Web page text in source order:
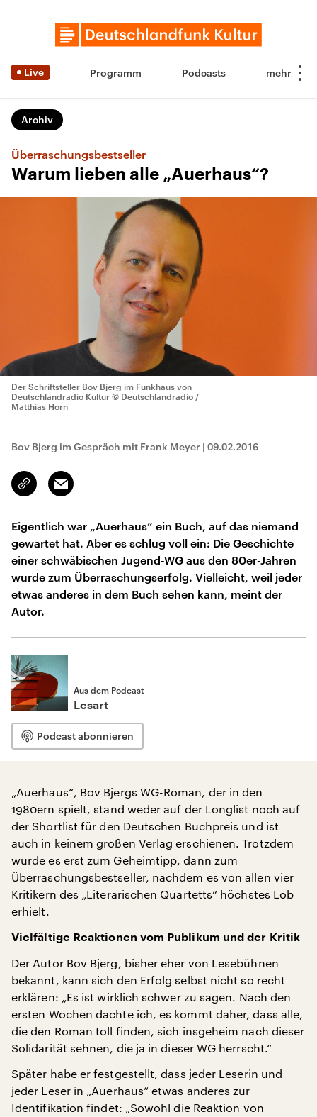
Live Programm Podcasts
Archiv
Überraschungsbestseller
Warum lieben alle „Auerhaus“?
Der Schriftsteller Bov Bjerg im Funkhaus von
Deutschlandradio Kultur © Deutschlandradio /
Matthias Horn
Bov Bjerg im Gespräch mit Frank Meyer | 09.02.2016
Link
kopieren/teilen
Email
Eigentlich war „Auerhaus“ ein Buch, auf das niemand
gewartet hat. Aber es schlug voll ein: Die Geschichte
einer schwäbischen Jugend-WG aus den 80er-Jahren
wurde zum Überraschungserfolg. Vielleicht, weil jeder
etwas anderes in dem Buch sehen kann, meint der
Autor.
Aus dem Podcast
Lesart
Podcast abonnieren
„Auerhaus“, Bov Bjergs WG-Roman, der in den
1980ern spielt, stand weder auf der Longlist noch auf
der Shortlist für den Deutschen Buchpreis und ist
auch in keinem großen Verlag erschienen. Trotzdem
wurde es erst zum Geheimtipp, dann zum
Überraschungsbestseller, nachdem es von allen vier
Kritikern des „Literarischen Quartetts“ höchstes Lob
erhielt.
Vielfältige Reaktionen vom Publikum und der Kritik
Der Autor Bov Bjerg, bisher eher von Lesebühnen
bekannt, kann sich den Erfolg selbst nicht so recht
erklären: „Es ist wirklich schwer zu sagen. Nach den
ersten Wochen dachte ich, es kommt daher, dass alle,
die den Roman toll finden, sich insgeheim nach dieser
Solidarität sehnen, die ja in dieser WG herrscht.“
Später habe er festgestellt, dass jeder Leserin und
jeder Leser in „Auerhaus“ etwas anderes zur
Identifikation findet: „Sowohl die Reaktion von